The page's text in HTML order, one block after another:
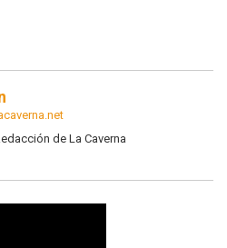
de La Caverna